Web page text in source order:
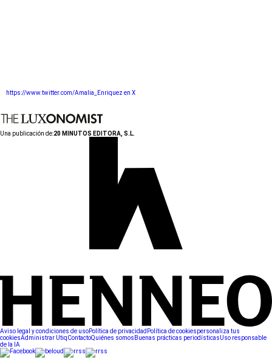
https://www.twitter.com/Amalia_Enriquez en X
Una publicación de:20 MINUTOS EDITORA, S.L.
Aviso legal y condiciones de usoPolítica de privacidad Política de cookiespersonaliza tus
cookiesAdministrar UtiqContactoQuiénes somos Buenas prácticas periodísticasUso responsable
de la IA